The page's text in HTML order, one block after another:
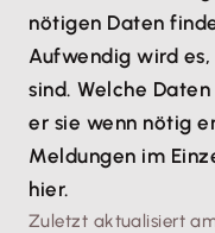
nötigen Daten
Aufwendig wird
sind. Welche
er sie wenn nötig
Meldungen im
hier.
Zuletzt aktualisiert